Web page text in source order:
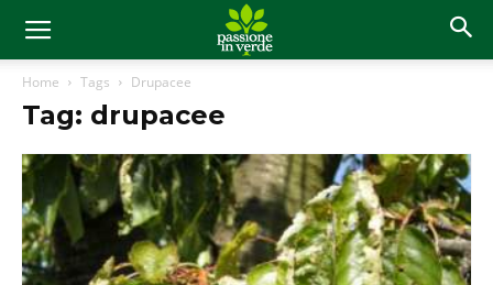
Home Tags Drupacee
Tag: drupacee